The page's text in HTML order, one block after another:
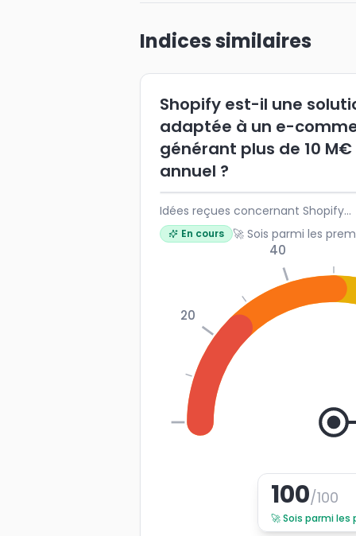
Indices similaires
Shopify est-il une
adaptée à un e-
générant plus de 10 M€
annuel ?
Idées reçues concernant Shopify...
En cours 🚀 Sois parmi les
20
40
100/100
🚀Sois parmi les